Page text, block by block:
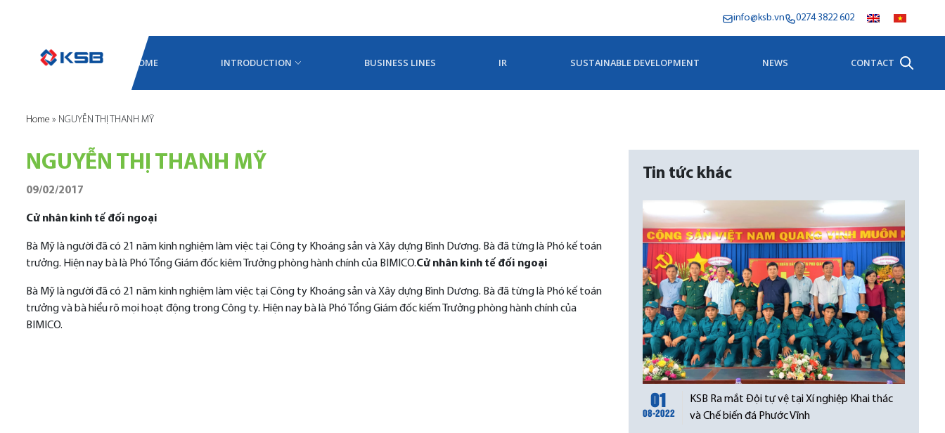
info@ksb.vn 0274 3822 602
HOME INTRODUCTION BUSINESS LINES IR SUSTAINABLE DEVELOPMENT NEWS CONTACT
Home » NGUYỄN THỊ THANH MỸ
NGUYỄN THỊ THANH MỸ
09/02/2017
Cử nhân kinh tế đối ngoại
Bà Mỹ là người đã có 21 năm kinh nghiệm làm việc tại Công ty Khoáng sản và Xây dựng Bình Dương. Bà đã từng là Phó kế toán
trưởng. Hiện nay bà là Phó Tổng Giám đốc kiêm Trưởng phòng hành chính của BIMICO.Cử nhân kinh tế đối ngoại
Bà Mỹ là người đã có 21 năm kinh nghiệm làm việc tại Công ty Khoáng sản và Xây dựng Bình Dương. Bà đã từng là Phó kế toán
trưởng và bà hiểu rõ mọi hoạt động trong Công ty. Hiện nay bà là Phó Tổng Giám đốc kiếm Trưởng phòng hành chính của
BIMICO.
Tin tức khác
01
08-2022
KSB Ra mắt Đội tự vệ tại Xí nghiệp Khai thác
và Chế biến đá Phước Vĩnh